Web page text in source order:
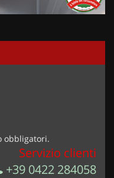
obbligatori.
Servizio clienti
+39 0422 284058